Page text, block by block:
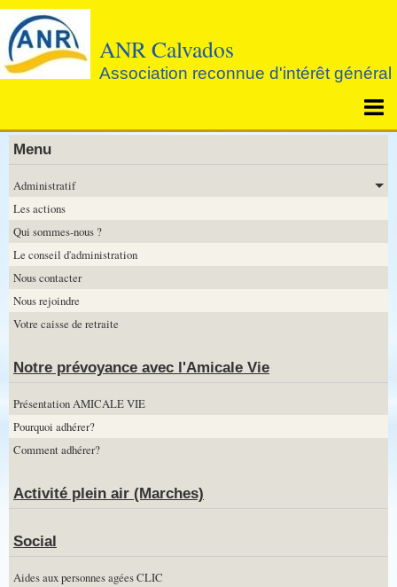
ANR Calvados
Association reconnue d'intérêt général
Page d'accueil
Agenda
Notre prévoyance avec l'Amicale Vie
Menu
Administratif
Les actions
Qui sommes-nous ?
Le conseil d'administration
Nous contacter
Nous rejoindre
Votre caisse de retraite
Notre prévoyance avec l'Amicale Vie
Présentation AMICALE VIE
Pourquoi adhérer?
Comment adhérer?
Activité plein air (Marches)
Social
Aides aux personnes agées CLIC